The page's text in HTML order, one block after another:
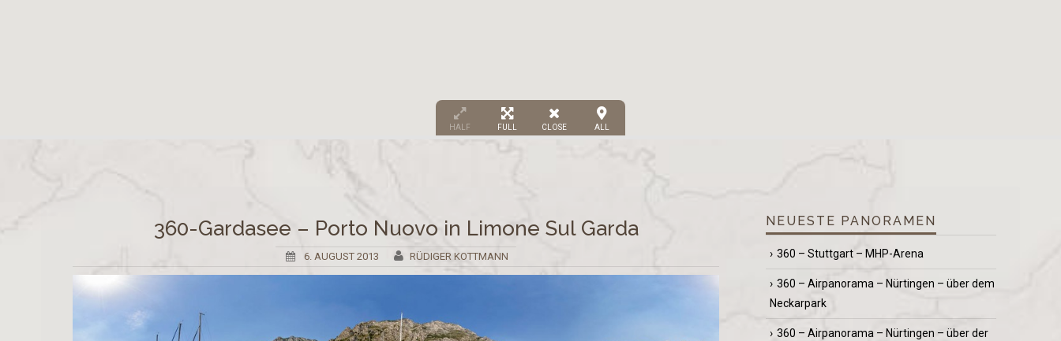
HALF FULL CLOSE ALL
360-Gardasee – Porto Nuovo in Limone Sul Garda
6. AUGUST 2013 RÜDIGER KOTTMANN
NEUESTE PANORAMEN
360 – Stuttgart – MHP-Arena
360 – Airpanorama – Nürtingen – über dem
Neckarpark
360 – Airpanorama – Nürtingen – über der